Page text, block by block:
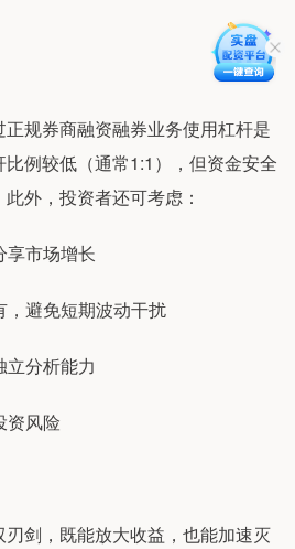
规券商融资融券业务使用杠杆是
例较低（通常1:1），但资金安全
外，投资者还可考虑：
享市场增长
，避免短期波动干扰
立分析能力
资风险
剑，既能放大收益，也能加速灭